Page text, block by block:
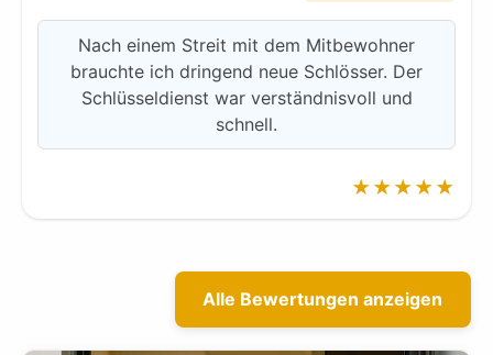
Nach einem Streit mit dem Mitbewohner
brauchte ich dringend neue Schlösser. Der
Schlüsseldienst war verständnisvoll und
schnell.
★★★★★
Alle Bewertungen anzeigen